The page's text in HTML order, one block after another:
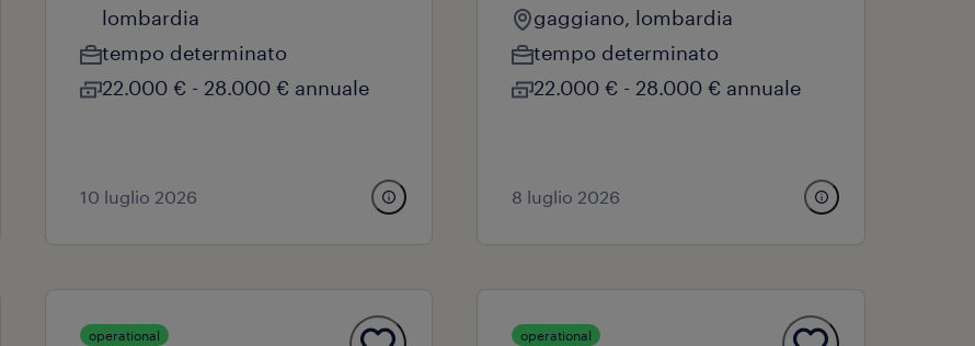
lombardia
tempo determinato
22.000 € - 28.000 € annuale
10 luglio 2026
gaggiano, lombardia
tempo determinato
22.000 € - 28.000 € annuale
8 luglio 2026
operational operational